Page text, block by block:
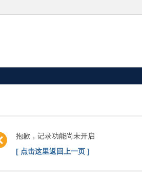
抱歉，记录功能尚未开启
[ 点击这里返回上一页 ]